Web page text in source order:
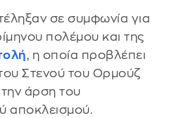
σε συμφωνία για
πολέμου και της
, η οποία προβλέπει
Στενού του Ορμούζ
άρση του
αποκλεισμού.